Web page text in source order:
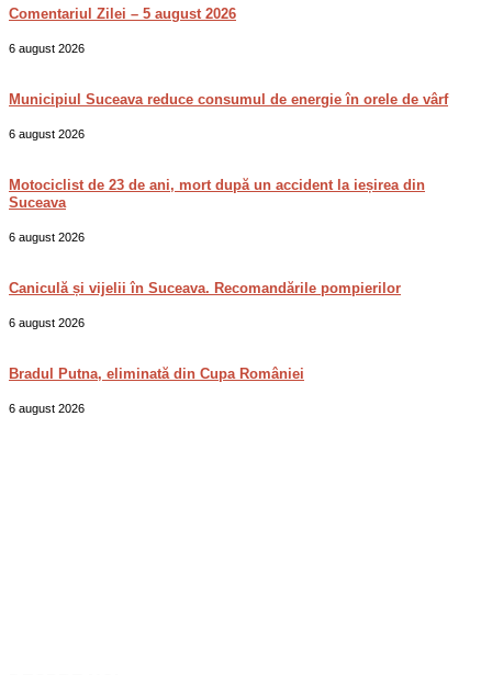
Comentariul Zilei – 5 august 2026
6 august 2026
Municipiul Suceava reduce consumul de energie în orele de vârf
6 august 2026
Motociclist de 23 de ani, mort după un accident la ieșirea din
Suceava
6 august 2026
Caniculă și vijelii în Suceava. Recomandările pompierilor
6 august 2026
Bradul Putna, eliminată din Cupa României
6 august 2026